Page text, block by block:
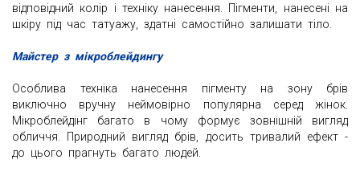
відповідний колір і техніку нанесення. Пігменти, нанесені на
шкіру під час татуажу, здатні самостійно залишати тіло.
Майстер з мікроблейдингу
Особлива техніка нанесення пігменту на зону брів
виключно вручну неймовірно популярна серед жінок.
Мікроблейдінг багато в чому формує зовнішній вигляд
обличчя. Природний вигляд брів, досить тривалий ефект -
до цього прагнуть багато людей.